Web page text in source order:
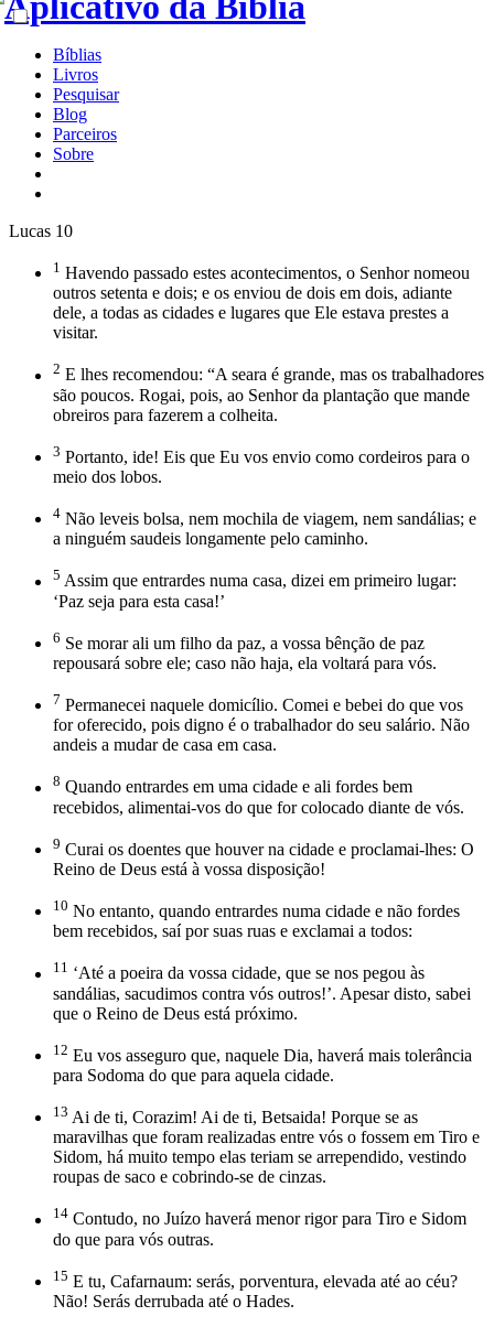
Bíblias
Livros
Pesquisar
Blog
Parceiros
Sobre
Lucas 10
1 Havendo passado estes acontecimentos, o Senhor nomeou
outros setenta e dois; e os enviou de dois em dois, adiante
dele, a todas as cidades e lugares que Ele estava prestes a
visitar.
2 E lhes recomendou: “A seara é grande, mas os trabalhadores
são poucos. Rogai, pois, ao Senhor da plantação que mande
obreiros para fazerem a colheita.
3 Portanto, ide! Eis que Eu vos envio como cordeiros para o
meio dos lobos.
4 Não leveis bolsa, nem mochila de viagem, nem sandálias; e
a ninguém saudeis longamente pelo caminho.
5 Assim que entrardes numa casa, dizei em primeiro lugar:
‘Paz seja para esta casa!’
6 Se morar ali um filho da paz, a vossa bênção de paz
repousará sobre ele; caso não haja, ela voltará para vós.
7 Permanecei naquele domicílio. Comei e bebei do que vos
for oferecido, pois digno é o trabalhador do seu salário. Não
andeis a mudar de casa em casa.
8 Quando entrardes em uma cidade e ali fordes bem
recebidos, alimentai-vos do que for colocado diante de vós.
9 Curai os doentes que houver na cidade e proclamai-lhes: O
Reino de Deus está à vossa disposição!
10 No entanto, quando entrardes numa cidade e não fordes
bem recebidos, saí por suas ruas e exclamai a todos:
11 ‘Até a poeira da vossa cidade, que se nos pegou às
sandálias, sacudimos contra vós outros!’. Apesar disto, sabei
que o Reino de Deus está próximo.
12 Eu vos asseguro que, naquele Dia, haverá mais tolerância
para Sodoma do que para aquela cidade.
13 Ai de ti, Corazim! Ai de ti, Betsaida! Porque se as
maravilhas que foram realizadas entre vós o fossem em Tiro e
Sidom, há muito tempo elas teriam se arrependido, vestindo
roupas de saco e cobrindo-se de cinzas.
14 Contudo, no Juízo haverá menor rigor para Tiro e Sidom
do que para vós outras.
15 E tu, Cafarnaum: serás, porventura, elevada até ao céu?
Não! Serás derrubada até o Hades.